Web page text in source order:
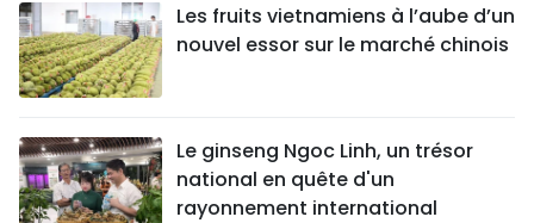
Les fruits vietnamiens à l’aube d’un
nouvel essor sur le marché chinois
Le ginseng Ngoc Linh, un trésor
national en quête d'un
rayonnement international